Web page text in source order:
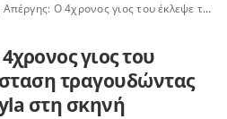
Ο 4χρονος γιος του έκλεψε την παράσταση τραγουδώντας το «Ferto» του Akyla στη σκηνή
γιος του
τραγουδώντας
στη σκηνή